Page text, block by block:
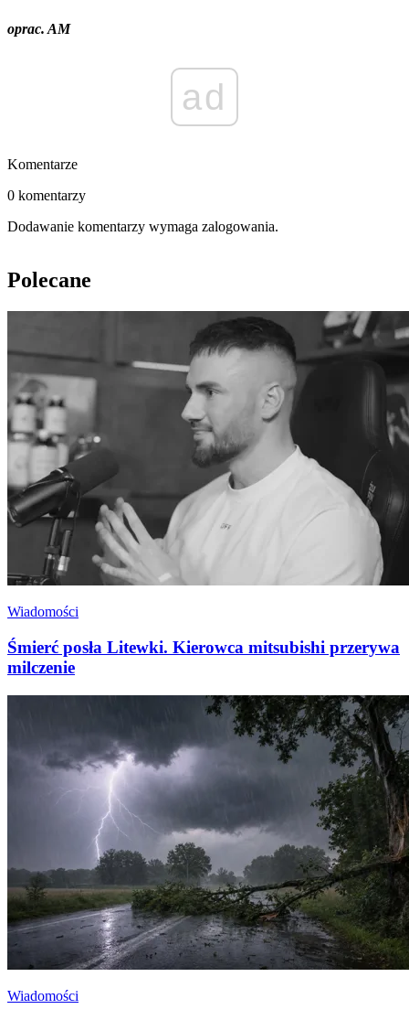
oprac. AM
ad
Komentarze
0 komentarzy
Dodawanie komentarzy wymaga zalogowania.
Polecane
Wiadomości
Śmierć posła Litewki. Kierowca mitsubishi przerywa
milczenie
Wiadomości